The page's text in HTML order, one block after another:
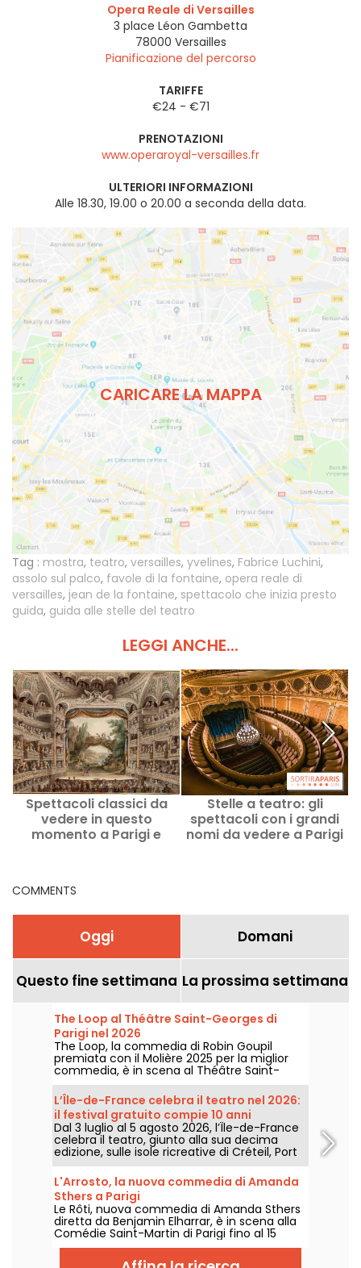
Opera Reale di Versailles
3 place Léon Gambetta
78000 Versailles
Pianificazione del percorso
TARIFFE
€24 - €71
PRENOTAZIONI
www.operaroyal-versailles.fr
ULTERIORI INFORMAZIONI
Alle 18.30, 19.00 o 20.00 a seconda della data.
CARICARE LA MAPPA
Tag : mostra, teatro, versailles, yvelines, Fabrice Luchini,
assolo sul palco, favole di la fontaine, opera reale di
versailles, jean de la fontaine, spettacolo che inizia presto
guida, guida alle stelle del teatro
LEGGI ANCHE...
Spettacoli classici da
vedere in questo
momento a Parigi e
Stelle a teatro: gli
spettacoli con i grandi
nomi da vedere a Parigi
COMMENTS
Oggi Domani
Questo fine settimana La prossima settimana
The Loop al Théâtre Saint-Georges di
Parigi nel 2026
The Loop, la commedia di Robin Goupil
premiata con il Molière 2025 per la miglior
commedia, è in scena al Théâtre Saint-
Georges di Parigi fino al 15 novembre 2026.
L’Île-de-France celebra il teatro nel 2026:
il festival gratuito compie 10 anni
Dal 3 luglio al 5 agosto 2026, l’Île-de-France
celebra il teatro, giunto alla sua decima
edizione, sulle isole ricreative di Créteil, Port
aux Cerises e Cergy-Pontoise, con
spettacoli gratuiti di circo, danza, teatro e
marionette.
L'Arrosto, la nuova commedia di Amanda
Sthers a Parigi
Le Rôti, nuova commedia di Amanda Sthers
diretta da Benjamin Elharrar, è in scena alla
Comédie Saint-Martin di Parigi fino al 15
ottobre 2026.